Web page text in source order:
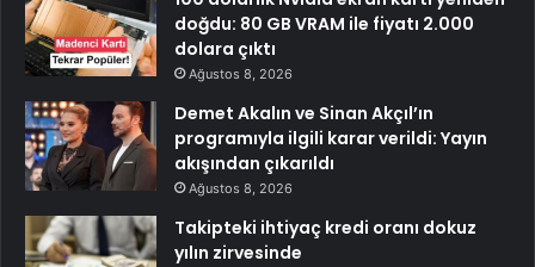
doğdu: 80 GB VRAM ile fiyatı 2.000
dolara çıktı
Ağustos 8, 2026
Demet Akalın ve Sinan Akçıl’ın
programıyla ilgili karar verildi: Yayın
akışından çıkarıldı
Ağustos 8, 2026
Takipteki ihtiyaç kredi oranı dokuz
yılın zirvesinde